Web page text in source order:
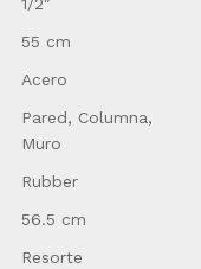
1/2″
55 cm
Acero
Pared, Columna,
Muro
Rubber
56.5 cm
Resorte